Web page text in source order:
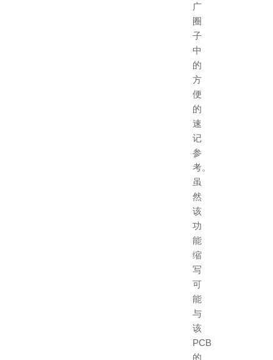
广
圈
子
中
的
方
便
的
速
记
参
考。
虽
然
该
功
能
缩
写
可
能
与
该
PCB
的